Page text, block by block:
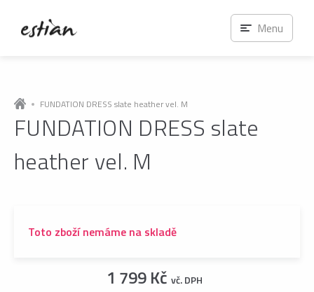
FUNDATION DRESS slate heather vel. M
FUNDATION DRESS slate
heather vel. M
Toto zboží nemáme na skladě
1 799 Kč vč. DPH
Menu